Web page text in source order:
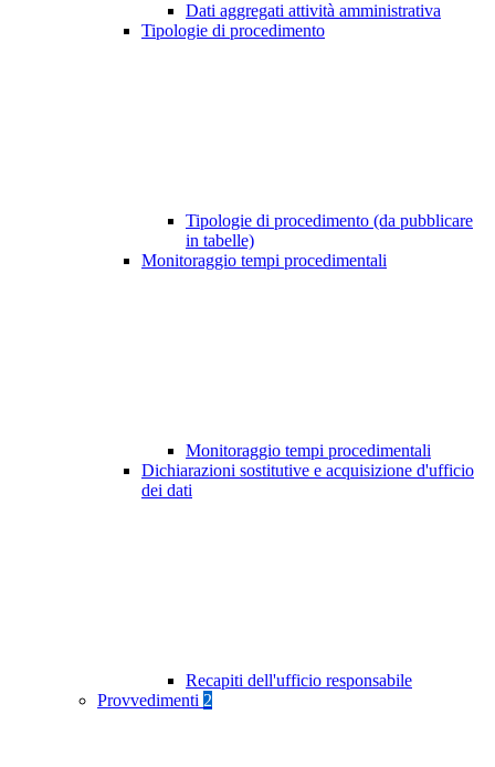
Dati aggregati attività amministrativa
Tipologie di procedimento
Tipologie di procedimento (da pubblicare
in tabelle)
Monitoraggio tempi procedimentali
Monitoraggio tempi procedimentali
Dichiarazioni sostitutive e acquisizione d'ufficio
dei dati
Recapiti dell'ufficio responsabile
Provvedimenti 2